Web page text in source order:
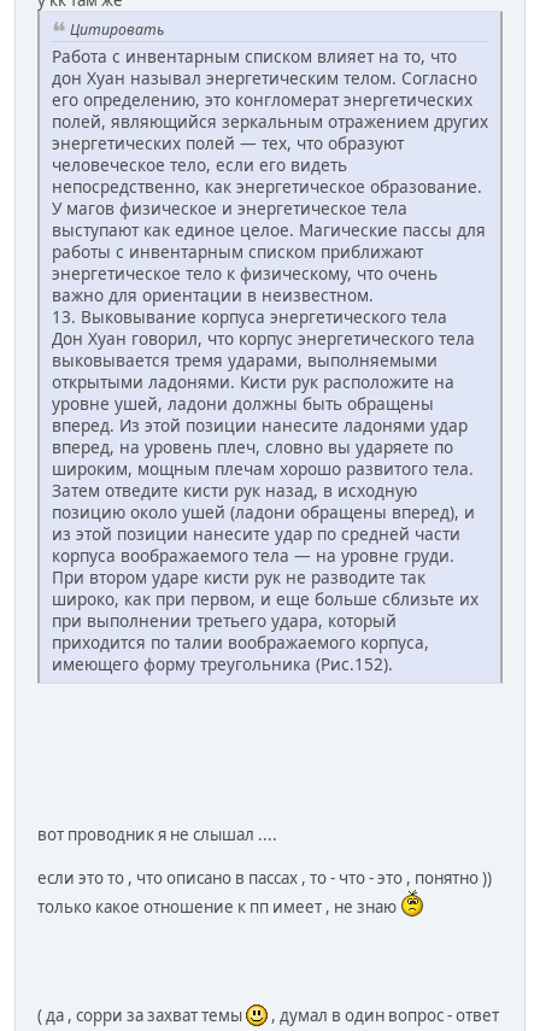
Цитировать
Работа с инвентарным списком влияет на то, что
дон Хуан называл энергетическим телом. Согласно
его определению, это конгломерат энергетических
полей, являющийся зеркальным отражением других
энергетических полей — тех, что образуют
человеческое тело, если его видеть
непосредственно, как энергетическое образование.
У магов физическое и энергетическое тела
выступают как единое целое. Магические пассы для
работы с инвентарным списком приближают
энергетическое тело к физическому, что очень
важно для ориентации в неизвестном.
13. Выковывание корпуса энергетического тела
Дон Хуан говорил, что корпус энергетического тела
выковывается тремя ударами, выполняемыми
открытыми ладонями. Кисти рук расположите на
уровне ушей, ладони должны быть обращены
вперед. Из этой позиции нанесите ладонями удар
вперед, на уровень плеч, словно вы ударяете по
широким, мощным плечам хорошо развитого тела.
Затем отведите кисти рук назад, в исходную
позицию около ушей (ладони обращены вперед), и
из этой позиции нанесите удар по средней части
корпуса воображаемого тела — на уровне груди.
При втором ударе кисти рук не разводите так
широко, как при первом, и еще больше сблизьте их
при выполнении третьего удара, который
приходится по талии воображаемого корпуса,
имеющего форму треугольника (Рис.152).
вот проводник я не слышал ....
если это то , что описано в пассах , то - что - это , понятно ))
только какое отношение к пп имеет , не знаю
( да , сорри за захват темы
, думал в один вопрос - ответ